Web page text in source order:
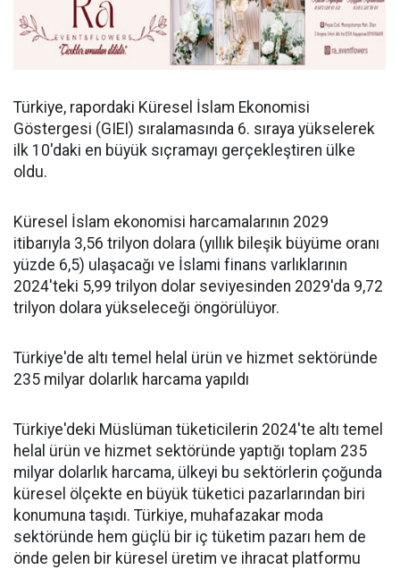
Türkiye, rapordaki Küresel İslam Ekonomisi
Göstergesi (GIEI) sıralamasında 6. sıraya yükselerek
ilk 10'daki en büyük sıçramayı gerçekleştiren ülke
oldu.
Küresel İslam ekonomisi harcamalarının 2029
itibarıyla 3,56 trilyon dolara (yıllık bileşik büyüme oranı
yüzde 6,5) ulaşacağı ve İslami finans varlıklarının
2024'teki 5,99 trilyon dolar seviyesinden 2029'da 9,72
trilyon dolara yükseleceği öngörülüyor.
Türkiye'de altı temel helal ürün ve hizmet sektöründe
235 milyar dolarlık harcama yapıldı
Türkiye'deki Müslüman tüketicilerin 2024'te altı temel
helal ürün ve hizmet sektöründe yaptığı toplam 235
milyar dolarlık harcama, ülkeyi bu sektörlerin çoğunda
küresel ölçekte en büyük tüketici pazarlarından biri
konumuna taşıdı. Türkiye, muhafazakar moda
sektöründe hem güçlü bir iç tüketim pazarı hem de
önde gelen bir küresel üretim ve ihracat platformu